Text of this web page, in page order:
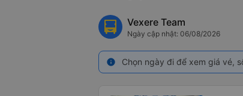
Vexere Team
Ngày cập nhật: 06/08/2026
info Chọn ngày đi để xem giá vé,